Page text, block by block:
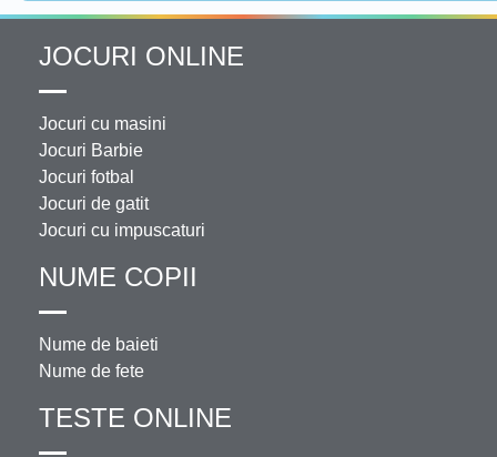
JOCURI ONLINE
Jocuri cu masini
Jocuri Barbie
Jocuri fotbal
Jocuri de gatit
Jocuri cu impuscaturi
NUME COPII
Nume de baieti
Nume de fete
TESTE ONLINE